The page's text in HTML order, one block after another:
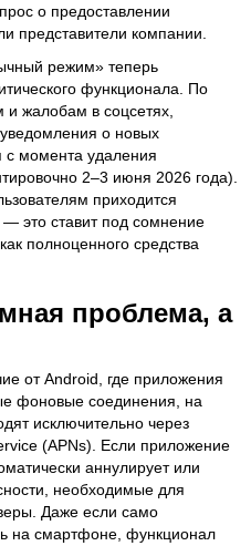
о предоставлении
представители компании.
режим» теперь
функционала. По
жалобам в соцсетях,
о новых
момента удаления
2–3 июня 2026 года).
приходится
это ставит под сомнение
полноценного средства
проблема, а
от Android, где приложения
фоновые соединения, на
исключительно через
(APNs). Если приложение
аннулирует или
необходимые для
Даже если само
на смартфоне, функционал